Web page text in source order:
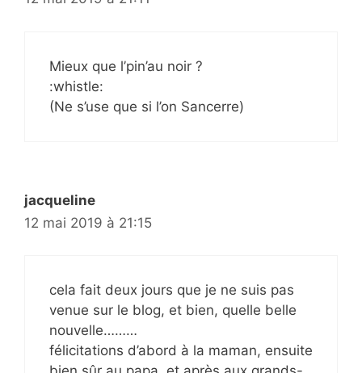
Mieux que l’pin’au noir ?
:whistle:
(Ne s’use que si l’on Sancerre)
jacqueline
12 mai 2019 à 21:15
cela fait deux jours que je ne suis pas
venue sur le blog, et bien, quelle belle
nouvelle………
félicitations d’abord à la maman, ensuite